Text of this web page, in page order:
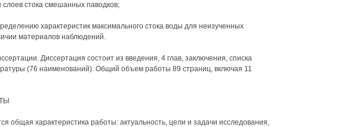
стока смешанных паводков;
характеристик максимального стока воды для неизученных
материалов наблюдений.
Диссертация состоит из введения, 4 глав, заключения, списка
(76 наименований). Общий объем работы 89 страниц, включая 11
общая характеристика работы: актуальность, цели и задачи исследования,